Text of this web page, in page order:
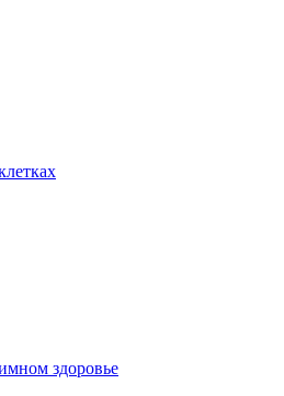
здоровье